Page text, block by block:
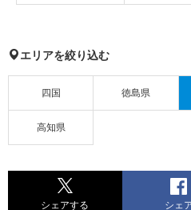
エリアを絞り込む
四国 徳島県
高知県
シェアする シェ